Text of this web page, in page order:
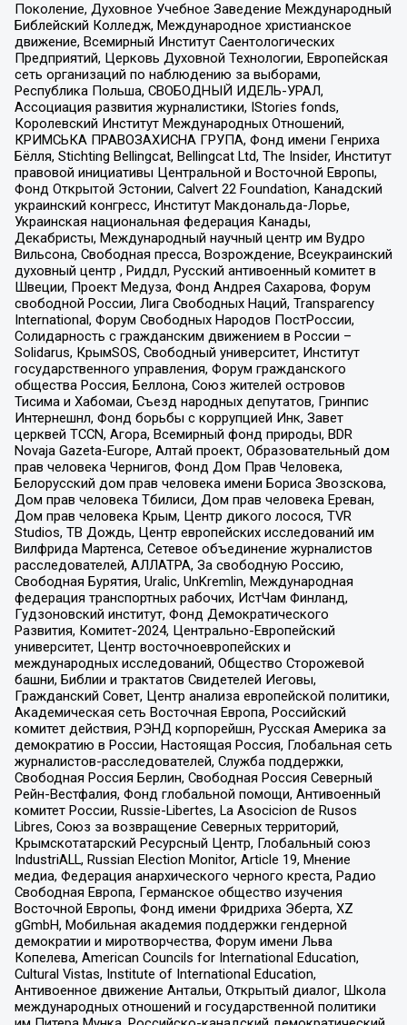
Поколение, Духовное Учебное Заведение Международный
Библейский Колледж, Международное христианское
движение, Всемирный Институт Саентологических
Предприятий, Церковь Духовной Технологии, Европейская
сеть организаций по наблюдению за выборами,
Республика Польша, СВОБОДНЫЙ ИДЕЛЬ-УРАЛ,
Ассоциация развития журналистики, IStories fonds,
Королевский Институт Международных Отношений,
КРИМСЬКА ПРАВОЗАХИСНА ГРУПА, Фонд имени Генриха
Бёлля, Stichting Bellingcat, Bellingcat Ltd, The Insider, Институт
правовой инициативы Центральной и Восточной Европы,
Фонд Открытой Эстонии, Calvert 22 Foundation, Канадский
украинский конгресс, Институт Макдональда-Лорье,
Украинская национальная федерация Канады,
Декабристы, Международный научный центр им Вудро
Вильсона, Свободная пресса, Возрождение, Всеукраинский
духовный центр , Риддл, Русский антивоенный комитет в
Швеции, Проект Медуза, Фонд Андрея Сахарова, Форум
свободной России, Лига Свободных Наций, Transparеncy
International, Форум Свободных Народов ПостРоссии,
Солидарность с гражданским движением в России –
Solidarus, КрымSOS, Свободный университет, Институт
государственного управления, Форум гражданского
общества Россия, Беллона, Союз жителей островов
Тисима и Хабомаи, Съезд народных депутатов, Гринпис
Интернешнл, Фонд борьбы с коррупцией Инк, Завет
церквей TCCN, Агора, Всемирный фонд природы, BDR
Novaja Gazeta-Europe, Алтай проект, Образовательный дом
прав человека Чернигов, Фонд Дом Прав Человека,
Белорусский дом прав человека имени Бориса Звозскова,
Дом прав человека Тбилиси, Дом прав человека Ереван,
Дом прав человека Крым, Центр дикого лосося, TVR
Studios, ТВ Дождь, Центр европейских исследований им
Вилфрида Мартенса, Сетевое объединение журналистов
расследователей, АЛЛАТРА, За свободную Россию,
Свободная Бурятия, Uralic, UnKremlin, Международная
федерация транспортных рабочих, ИстЧам Финланд,
Гудзоновский институт, Фонд Демократического
Развития, Комитет-2024, Центрально-Европейский
университет, Центр восточноевропейских и
международных исследований, Общество Сторожевой
башни, Библии и трактатов Свидетелей Иеговы,
Гражданский Совет, Центр анализа европейской политики,
Академическая сеть Восточная Европа, Российский
комитет действия, РЭНД корпорейшн, Русская Америка за
демократию в России, Настоящая Россия, Глобальная сеть
журналистов-расследователей, Служба поддержки,
Свободная Россия Берлин, Свободная Россия Северный
Рейн-Вестфалия, Фонд глобальной помощи, Антивоенный
комитет России, Russie-Libertes, La Asocicion de Rusos
Libres, Союз за возвращение Северных территорий,
Крымскотатарский Ресурсный Центр, Глобальный союз
IndustriALL, Russian Election Monitor, Article 19, Мнение
медиа, Федерация анархического черного креста, Радио
Свободная Европа, Германское общество изучения
Восточной Европы, Фонд имени Фридриха Эберта, XZ
gGmbH, Мобильная академия поддержки гендерной
демократии и миротворчества, Форум имени Льва
Копелева, American Councils for International Education,
Cultural Vistas, Institute of International Education,
Антивоенное движение Антальи, Открытый диалог, Школа
международных отношений и государственной политики